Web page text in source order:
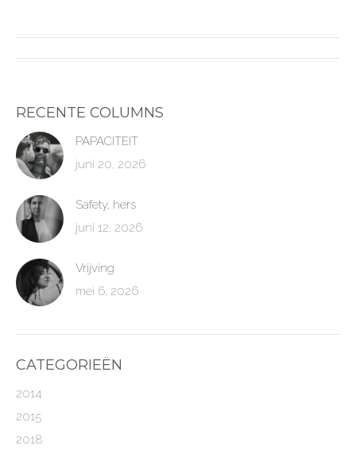
POST
NAVIGATION
RECENTE COLUMNS
PAPACITEIT
juni 20, 2026
Safety, hers
juni 12, 2026
Vrijving
mei 6, 2026
CATEGORIEËN
2014
2015
2018